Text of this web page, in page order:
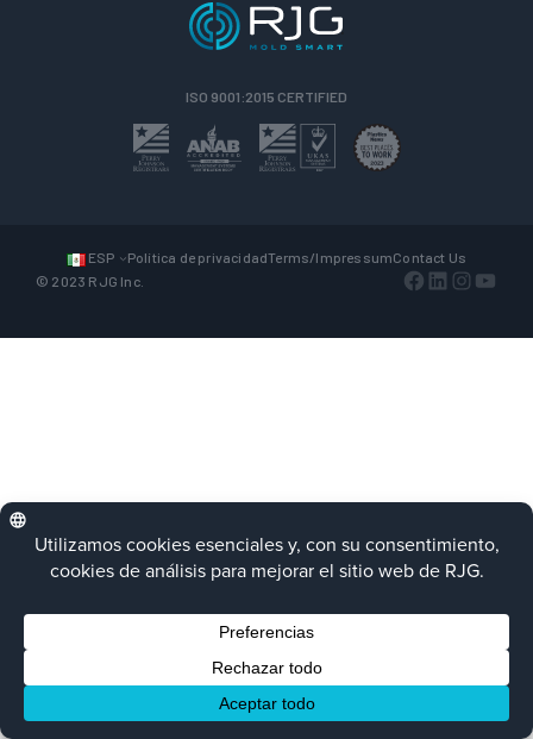
ISO 9001:2015 CERTIFIED
© 2023 RJG Inc.
ESP Política de privacidadTerms/ImpressumContact Us
Facebook
LinkedIn